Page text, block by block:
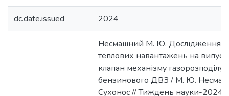
dc.date.issued 2024
Несмашний М. Ю. Дослідження
теплових навантажень на
клапан механізму газорозподілу
бензинового ДВЗ / М. Ю.
Сухонос // Тиждень науки-2024.